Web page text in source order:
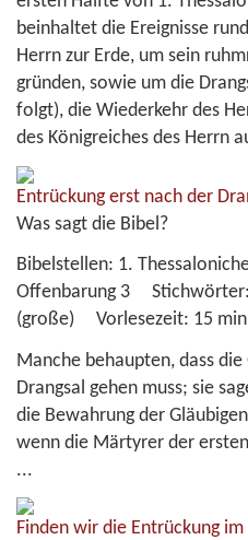
beinhaltet die Ereignisse
Herrn zur Erde, um sein
gründen, sowie um die
folgt), die Wiederkehr des
des Königreiches des Herrn
Entrückung erst nach der
Was sagt die Bibel?
Bibelstellen: 1.
Offenbarung 3 Stichwörter:
(große) Vorlesezeit: 15 min
Manche behaupten, dass
Drangsal gehen muss; sie
die Bewahrung der
wenn die Märtyrer der
...
Finden wir die Entrückung